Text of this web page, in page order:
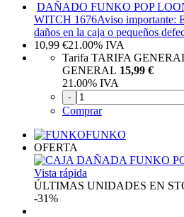
DAÑADO FUNKO POP
WITCH 1676Aviso importante:
daños en la caja o pequeños
10,99 €21.00% IVA
Tarifa TARIFA
GENERAL 15,99 €
21.00% IVA
-
Comprar
FUNKO
OFERTA
Vista rápida
ÚLTIMAS UNIDADES EN
-31%